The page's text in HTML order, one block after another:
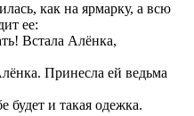
как на ярмарку, а всю
ее:
Встала Алёнка,
Принесла ей ведьма
и такая одежка.